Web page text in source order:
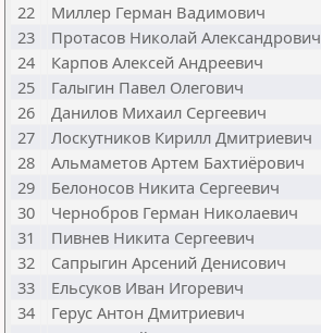
22
Миллер Герман Вадимович
23
Протасов Николай Александрович
24
Карпов Алексей Андреевич
25
Галыгин Павел Олегович
26
Данилов Михаил Сергеевич
27
Лоскутников Кирилл Дмитриевич
28
Альмаметов Артем Бахтиёрович
29
Белоносов Никита Сергеевич
30
Чернобров Герман Николаевич
31
Пивнев Никита Сергеевич
32
Сапрыгин Арсений Денисович
33
Ельсуков Иван Игоревич
34
Герус Антон Дмитриевич